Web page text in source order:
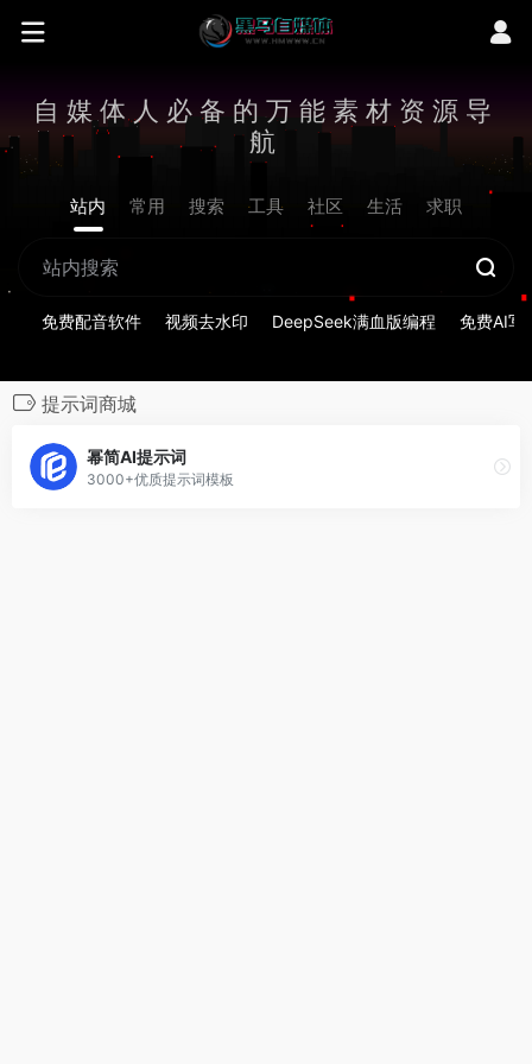
自媒体人必备的万能素材资源导
航
站内 常用 搜索 工具 社区 生活 求职
免费配音软件 视频去水印 DeepSeek满血版编程 免费AI写
提示词商城
幂简AI提示词
3000+优质提示词模板